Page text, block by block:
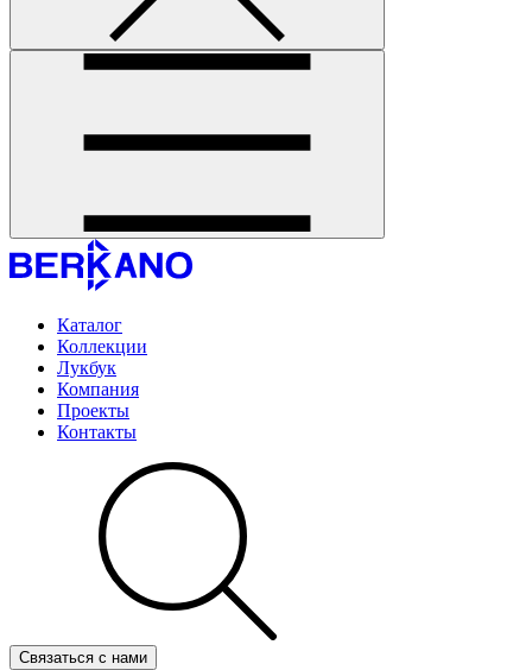
Каталог
Коллекции
Лукбук
Компания
Проекты
Контакты
Связаться с нами